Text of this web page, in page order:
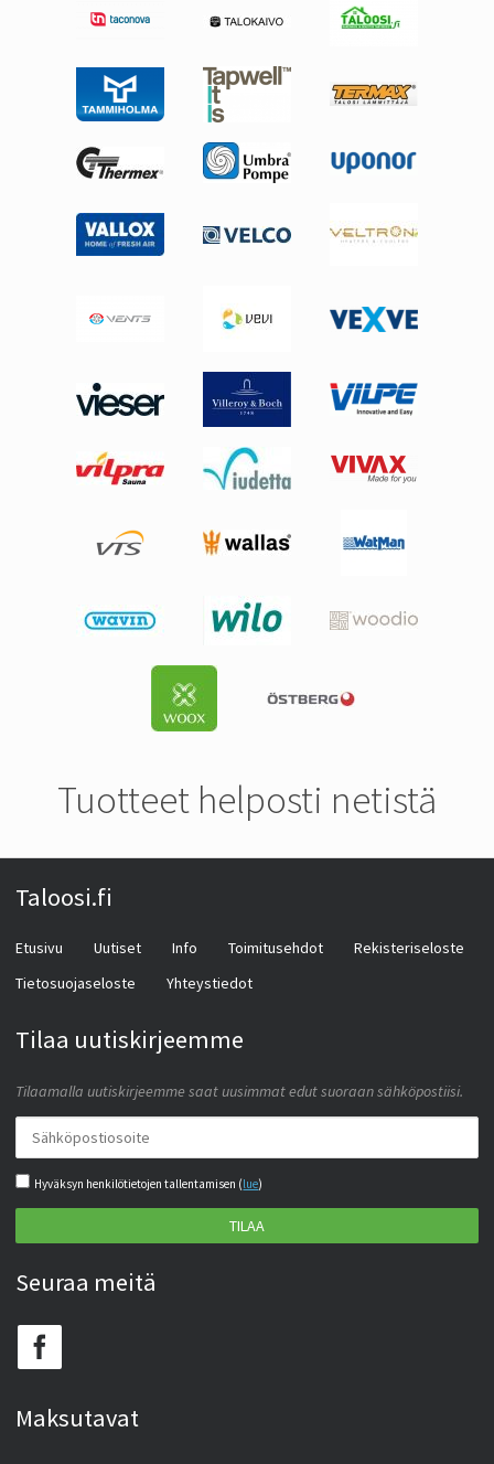
Tuotteet helposti netistä
Taloosi.fi
Etusivu Uutiset Info Toimitusehdot
Rekisteriseloste
Tietosuojaseloste
Yhteystiedot
Tilaa uutiskirjeemme
Tilaamalla uutiskirjeemme saat uusimmat edut suoraan sähköpostiisi.
Hyväksyn henkilötietojen tallentamisen (lue)
TILAA
Seuraa meitä
Maksutavat